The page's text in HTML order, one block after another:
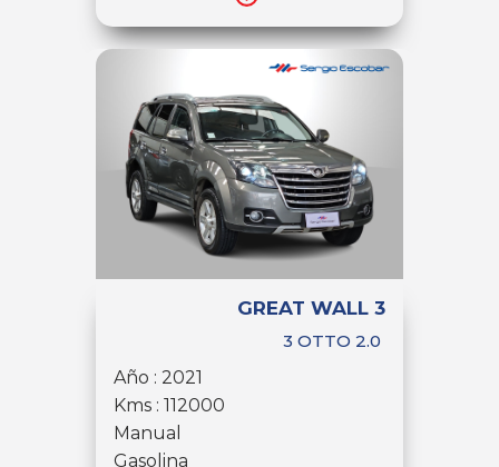
GREAT WALL 3
3 OTTO 2.0
Año : 2021
Kms : 112000
Manual
Gasolina